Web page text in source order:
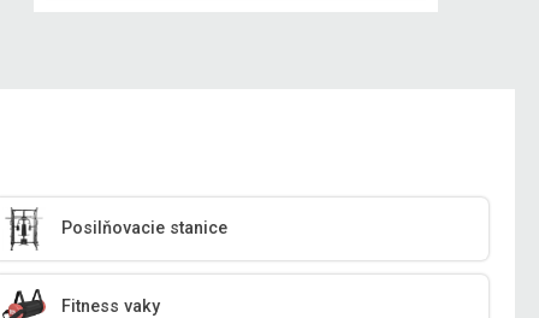
Posilňovacie stanice
Fitness vaky